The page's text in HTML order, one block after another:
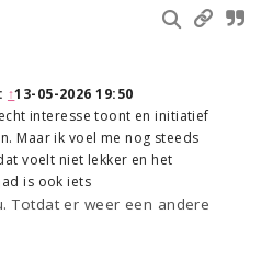
↑13-05-2026 19:50
interesse toont en initiatief
Maar ik voel me nog steeds
voelt niet lekker en het
is ook iets
Totdat er weer een andere